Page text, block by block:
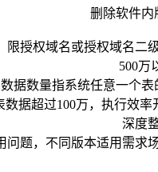
删除软件内
限授权域名或授权域名二
500万
数据数量指系统任意一个
据超过100万，执行效
深度
问题，不同版本适用需求